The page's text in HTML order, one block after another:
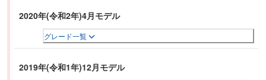
2020年(令和2年)4月モデル
グレード一覧
2019年(令和1年)12月モデル